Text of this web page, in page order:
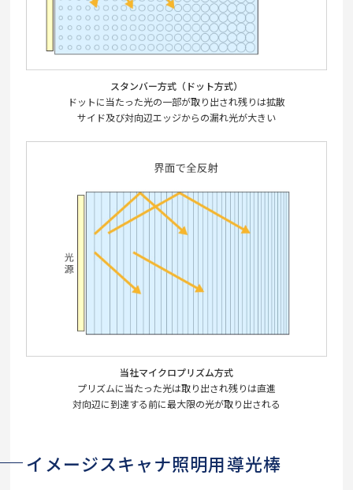
スタンバー方式（ドット方式）
ドットに当たった光の一部が取り出され残りは拡散
サイド及び対向辺エッジからの漏れ光が大きい
当社マイクロプリズム方式
プリズムに当たった光は取り出され残りは直進
対向辺に到達する前に最大限の光が取り出される
イメージスキャナ照明用導光棒